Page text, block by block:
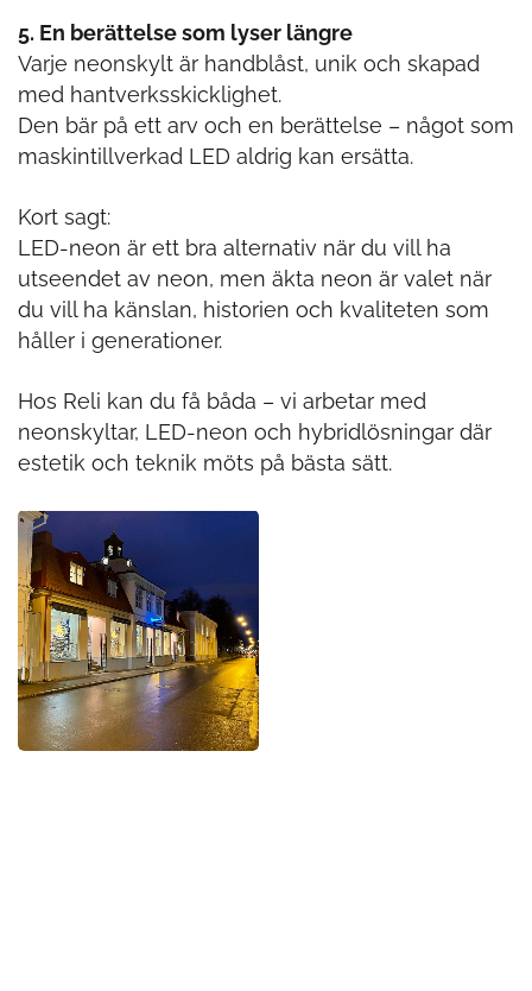
5. En berättelse som lyser längre
Varje neonskylt är handblåst, unik och skapad
med hantverksskicklighet.
Den bär på ett arv och en berättelse – något som
maskintillverkad LED aldrig kan ersätta.
Kort sagt:
LED-neon är ett bra alternativ när du vill ha
utseendet av neon, men äkta neon är valet när
du vill ha känslan, historien och kvaliteten som
håller i generationer.
Hos Reli kan du få båda – vi arbetar med
neonskyltar, LED-neon och hybridlösningar där
estetik och teknik möts på bästa sätt.